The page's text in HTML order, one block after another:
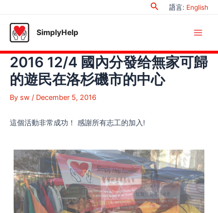
content
Search
語言: English
SimplyHelp
2016 12/4 國內分發给無家可歸
的遊民在洛杉磯市的中心
By sw / December 5, 2016
這個活動非常成功！ 感謝所有志工的加入!